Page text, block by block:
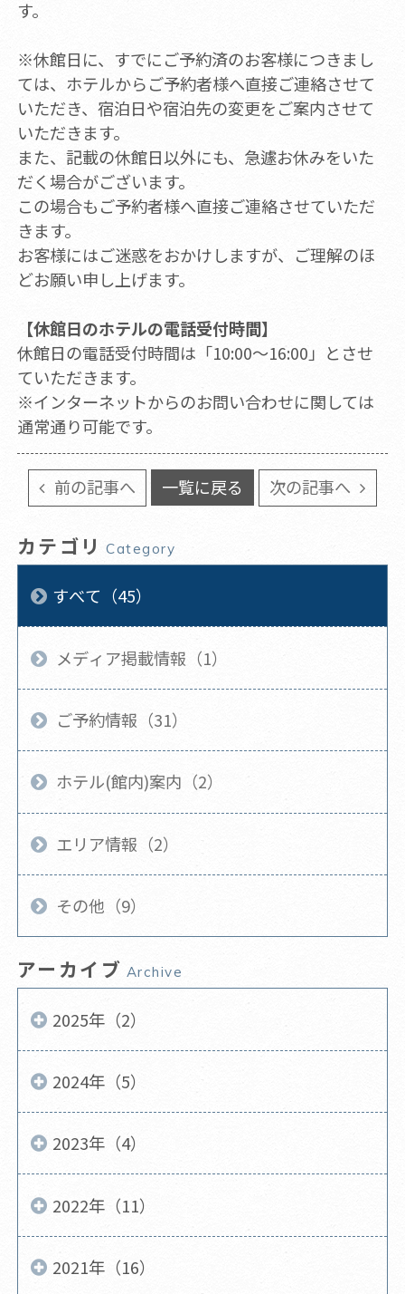
す。
※休館日に、すでにご予約済のお客様につきまし
ては、ホテルからご予約者様へ直接ご連絡させて
いただき、宿泊日や宿泊先の変更をご案内させて
いただきます。
また、記載の休館日以外にも、急遽お休みをいた
だく場合がございます。
この場合もご予約者様へ直接ご連絡させていただ
きます。
お客様にはご迷惑をおかけしますが、ご理解のほ
どお願い申し上げます。
【休館日のホテルの電話受付時間】
休館日の電話受付時間は「10:00～16:00」とさせ
ていただきます。
※インターネットからのお問い合わせに関しては
通常通り可能です。
前の記事へ 一覧に戻る 次の記事へ
カテゴリ Category
すべて（45）
メディア掲載情報（1）
ご予約情報（31）
ホテル(館内)案内（2）
エリア情報（2）
その他（9）
アーカイブ Archive
2025年（2）
2024年（5）
2023年（4）
2022年（11）
2021年（16）